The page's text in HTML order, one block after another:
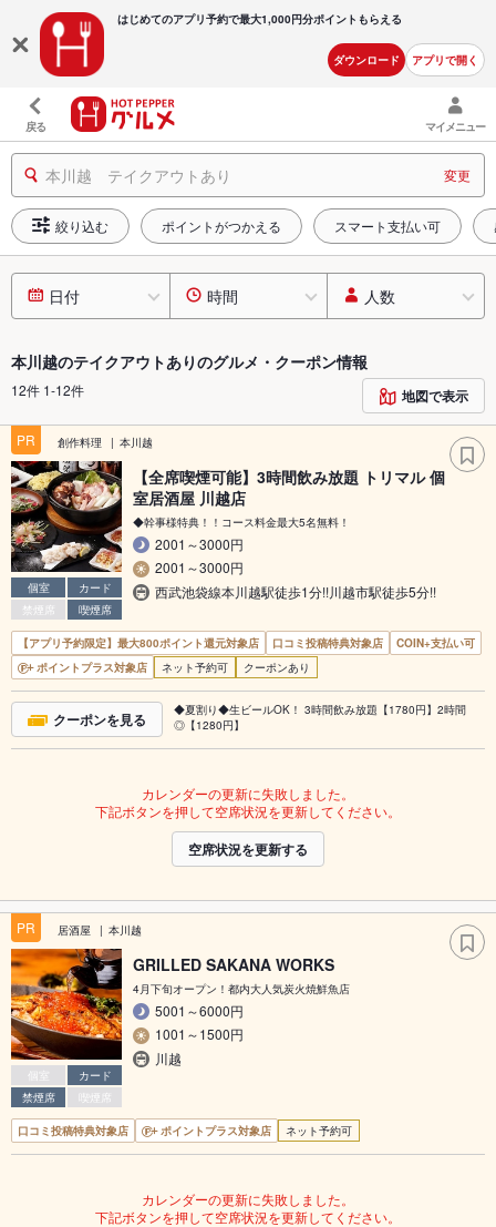
はじめてのアプリ予約で最大1,000円分ポイントもらえる
ダウンロード アプリで開く
戻る マイメニュー
本川越 テイクアウトあり 変更
絞り込む ポイントがつかえる スマート支払い可
日付 時間 人数
本川越のテイクアウトありのグルメ・クーポン情報
12件 1-12件 地図で表示
PR 創作料理 本川越
個室
カード
禁煙席
喫煙席
【全席喫煙可能】3時間飲み放題 トリマル 個
室居酒屋 川越店
◆幹事様特典！！コース料金最大5名無料！
2001～3000円
2001～3000円
西武池袋線本川越駅徒歩1分!!川越市駅徒歩5分!!
【アプリ予約限定】最大800ポイント還元対象店 口コミ投稿特典対象店
COIN+支払い可
ポイントプラス対象店
ネット予約可 クーポンあり
クーポンを見る
◆夏割り◆生ビールOK！ 3時間飲み放題【1780円】2時間
◎【1280円】
カレンダーの更新に失敗しました。
下記ボタンを押して空席状況を更新してください。
空席状況を更新する
PR 居酒屋 本川越
個室
カード
禁煙席
喫煙席
GRILLED SAKANA WORKS
4月下旬オープン！都内大人気炭火焼鮮魚店
5001～6000円
1001～1500円
川越
口コミ投稿特典対象店 ポイントプラス対象店 ネット予約可
カレンダーの更新に失敗しました。
下記ボタンを押して空席状況を更新してください。